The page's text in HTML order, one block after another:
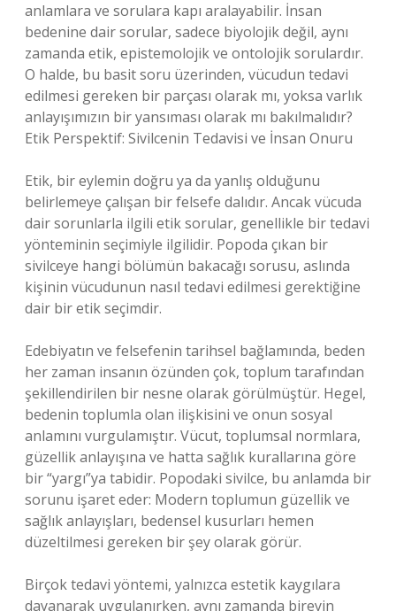
anlamlara ve sorulara kapı aralayabilir. İnsan
bedenine dair sorular, sadece biyolojik değil, aynı
zamanda etik, epistemolojik ve ontolojik sorulardır.
O halde, bu basit soru üzerinden, vücudun tedavi
edilmesi gereken bir parçası olarak mı, yoksa varlık
anlayışımızın bir yansıması olarak mı bakılmalıdır?
Etik Perspektif: Sivilcenin Tedavisi ve İnsan Onuru
Etik, bir eylemin doğru ya da yanlış olduğunu
belirlemeye çalışan bir felsefe dalıdır. Ancak vücuda
dair sorunlarla ilgili etik sorular, genellikle bir tedavi
yönteminin seçimiyle ilgilidir. Popoda çıkan bir
sivilceye hangi bölümün bakacağı sorusu, aslında
kişinin vücudunun nasıl tedavi edilmesi gerektiğine
dair bir etik seçimdir.
Edebiyatın ve felsefenin tarihsel bağlamında, beden
her zaman insanın özünden çok, toplum tarafından
şekillendirilen bir nesne olarak görülmüştür. Hegel,
bedenin toplumla olan ilişkisini ve onun sosyal
anlamını vurgulamıştır. Vücut, toplumsal normlara,
güzellik anlayışına ve hatta sağlık kurallarına göre
bir “yargı”ya tabidir. Popodaki sivilce, bu anlamda bir
sorunu işaret eder: Modern toplumun güzellik ve
sağlık anlayışları, bedensel kusurları hemen
düzeltilmesi gereken bir şey olarak görür.
Birçok tedavi yöntemi, yalnızca estetik kaygılara
dayanarak uygulanırken, aynı zamanda bireyin